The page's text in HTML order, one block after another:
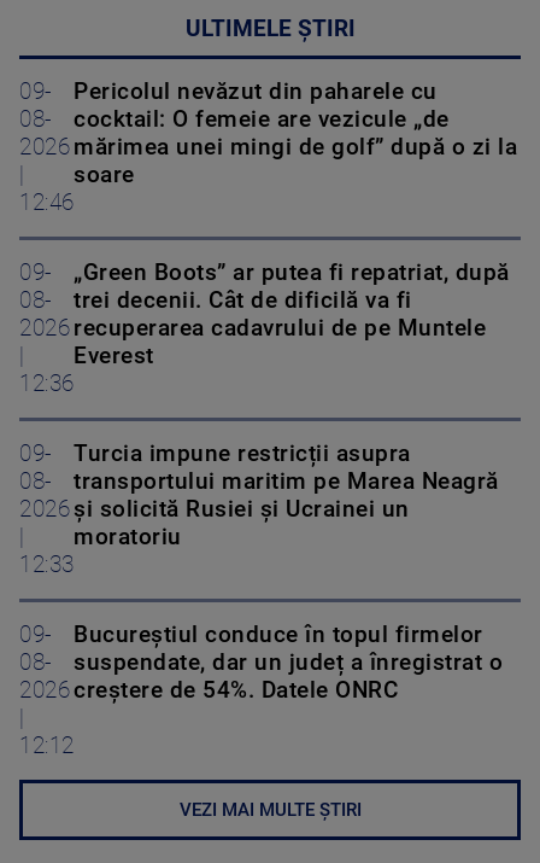
ULTIMELE ȘTIRI
09-
08-
2026
12:46
Pericolul nevăzut din paharele cu
cocktail: O femeie are vezicule „de
mărimea unei mingi de golf” după o zi la
soare
09-
08-
2026
12:36
„Green Boots” ar putea fi repatriat, după
trei decenii. Cât de dificilă va fi
recuperarea cadavrului de pe Muntele
Everest
09-
08-
2026
12:33
Turcia impune restricții asupra
transportului maritim pe Marea Neagră
și solicită Rusiei și Ucrainei un
moratoriu
09-
08-
2026
12:12
Bucureștiul conduce în topul firmelor
suspendate, dar un județ a înregistrat o
creștere de 54%. Datele ONRC
VEZI MAI MULTE ȘTIRI